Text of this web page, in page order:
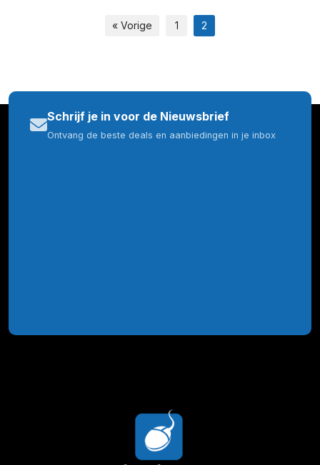
« Vorige 1 2
Schrijf je in voor de Nieuwsbrief
Ontvang de beste deals en aanbiedingen in je inbox